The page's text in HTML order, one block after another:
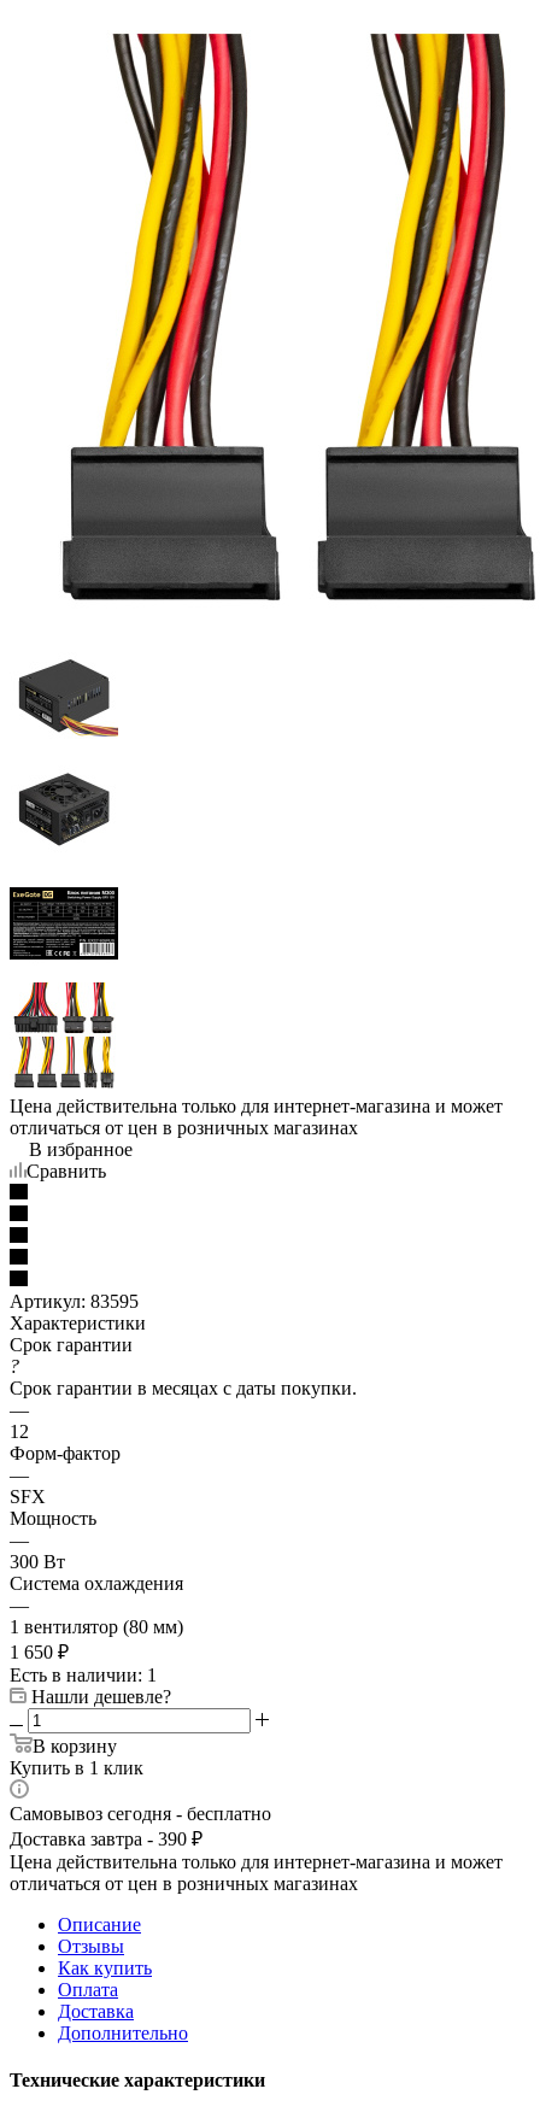
Цена действительна только для интернет-магазина и может
отличаться от цен в розничных магазинах
В избранное
Сравнить
Артикул: 83595
Характеристики
Срок гарантии
?
Срок гарантии в месяцах с даты покупки.
—
12
Форм-фактор
—
SFX
Мощность
—
300 Вт
Система охлаждения
—
1 вентилятор (80 мм)
1 650 ₽
Есть в наличии: 1
Нашли дешевле?
В корзину
Купить в 1 клик
Самовывоз сегодня - бесплатно
Доставка завтра - 390 ₽
Цена действительна только для интернет-магазина и может
отличаться от цен в розничных магазинах
Описание
Отзывы
Как купить
Оплата
Доставка
Дополнительно
Технические характеристики